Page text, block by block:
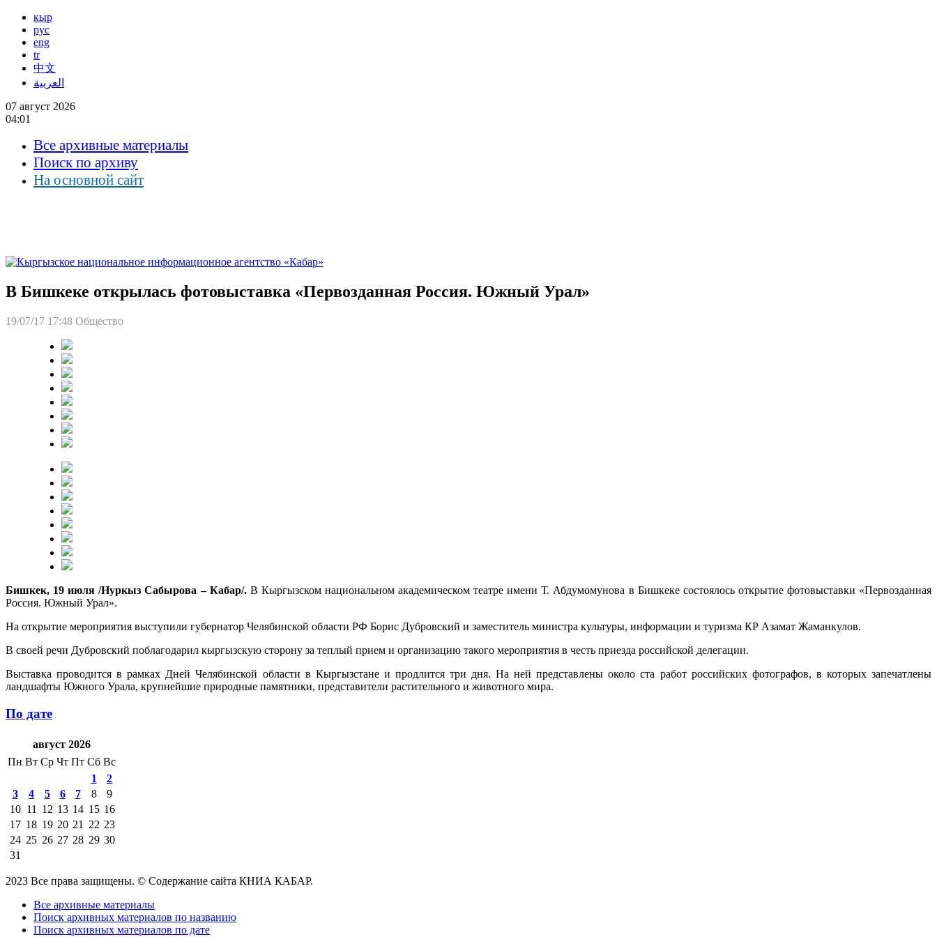
кыр
рус
eng
tr
中文
العربية
07 август 2026
04:01
Все архивные материалы
Поиск по архиву
На основной сайт
В Бишкеке открылась фотовыставка «Первозданная Россия. Южный Урал»
19/07/17 17:48 Общество
Бишкек, 19 июля /Нуркыз Сабырова – Кабар/. В Кыргызском национальном академическом театре имени Т. Абдумомунова в Бишкеке состоялось открытие фотовыставки «Первозданная
Россия. Южный Урал».
На открытие мероприятия выступили губернатор Челябинской области РФ Борис Дубровский и заместитель министра культуры, информации и туризма КР Азамат Жаманкулов.
В своей речи Дубровский поблагодарил кыргызскую сторону за теплый прием и организацию такого мероприятия в честь приезда российской делегации.
Выставка проводится в рамках Дней Челябинской области в Кыргызстане и продлится три дня. На ней представлены около ста работ российских фотографов, в которых запечатлены
ландшафты Южного Урала, крупнейшие природные памятники, представители растительного и животного мира.
По дате
август 2026
Пн Вт Ср Чт Пт Сб Вс
1
2
3
4 5 6 7 8
9
10 11 12 13 14 15 16
17 18 19 20 21 22 23
24 25 26 27 28 29 30
31
2023 Все права защищены. © Содержание сайта КНИА КАБАР.
Все архивные материалы
Поиск архивных материалов по названию
Поиск архивных материалов по дате